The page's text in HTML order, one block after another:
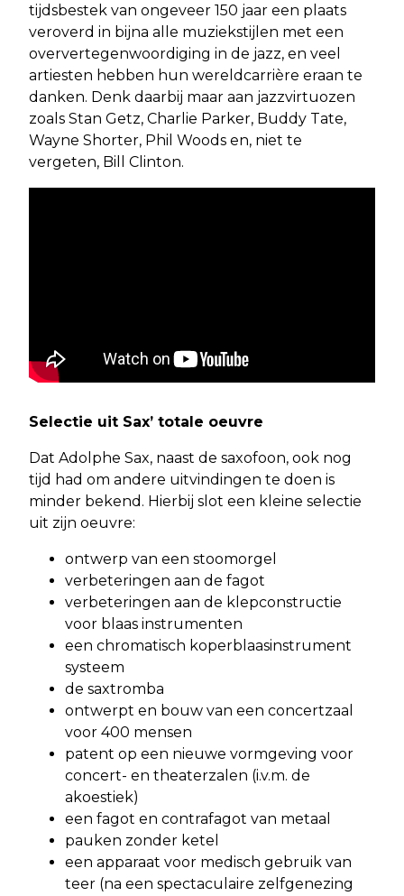
tijdsbestek van ongeveer 150 jaar een plaats
veroverd in bijna alle muziekstijlen met een
oververtegenwoordiging in de jazz, en veel
artiesten hebben hun wereldcarrière eraan te
danken. Denk daarbij maar aan jazzvirtuozen
zoals Stan Getz, Charlie Parker, Buddy Tate,
Wayne Shorter, Phil Woods en, niet te
vergeten, Bill Clinton.
Selectie uit Sax’ totale oeuvre
Dat Adolphe Sax, naast de saxofoon, ook nog
tijd had om andere uitvindingen te doen is
minder bekend. Hierbij slot een kleine selectie
uit zijn oeuvre:
ontwerp van een stoomorgel
verbeteringen aan de fagot
verbeteringen aan de klepconstructie
voor blaas instrumenten
een chromatisch koperblaasinstrument
systeem
de saxtromba
ontwerpt en bouw van een concertzaal
voor 400 mensen
patent op een nieuwe vormgeving voor
concert- en theaterzalen (i.v.m. de
akoestiek)
een fagot en contrafagot van metaal
pauken zonder ketel
een apparaat voor medisch gebruik van
teer (na een spectaculaire zelfgenezing